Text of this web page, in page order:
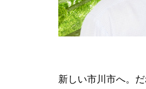
新しい市川市へ。